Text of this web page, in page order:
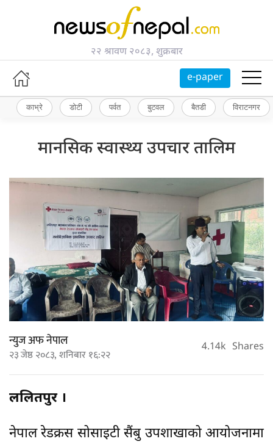
२२ श्रावण २०८३, शुक्रबार
e-paper
काभ्रे डोटी पर्वत बुटवल बैतडी विराटनगर
मानसिक स्वास्थ्य उपचार तालिम
न्युज अफ नेपाल
२३ जेष्ठ २०८३, शनिबार १६:२२ 4.14k Shares
ललितपुर ।
नेपाल रेडक्रस सोसाइटी सैंबु उपशाखाको आयोजनामा